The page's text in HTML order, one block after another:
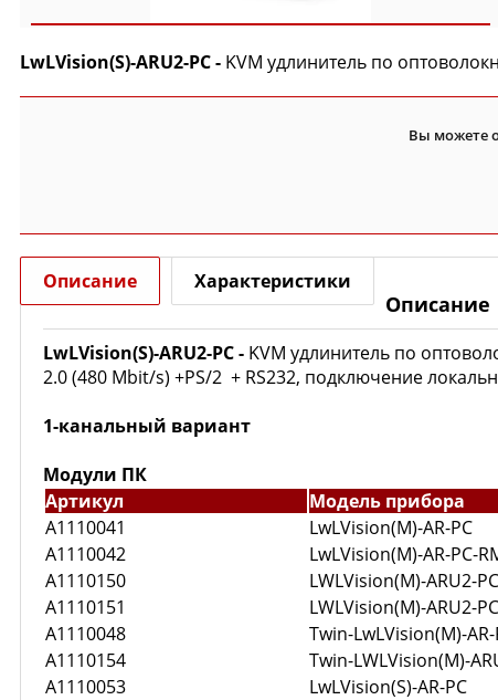
LwLVision(S)-ARU2-PC - KVM удлинитель по
Вы можете
Описание Характеристики
Описание
LwLVision(S)-ARU2-PC- KVM удлинитель по
2.0 (480 Mbit/s) +PS/2 + RS232, подключение
1-канальный вариант
Модули ПК
Артикул
Модель прибора
A1110041
LwLVision(M)-AR-PC
A1110042
LwLVision(M)-AR-PC-
A1110150
LWLVision(M)-ARU2-PC
A1110151
LWLVision(M)-ARU2-
A1110048
Twin-LwLVision(M)-AR-
A1110154
Twin-LWLVision(M)-
A1110053
LwLVision(S)-AR-PC